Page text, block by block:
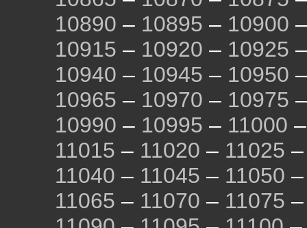
10890 – 10895 – 10900
10915 – 10920 – 10925
10940 – 10945 – 10950
10965 – 10970 – 10975
10990 – 10995 – 11000
11015 – 11020 – 11025
11040 – 11045 – 11050
11065 – 11070 – 11075